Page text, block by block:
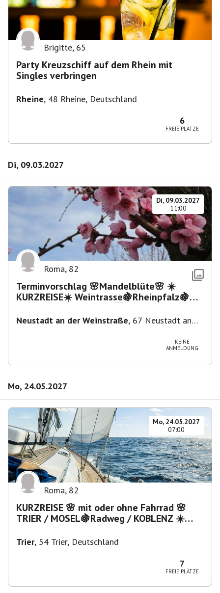
Brigitte, 65
Party Kreuzschiff auf dem Rhein mit
Singles verbringen
Rheine, 48 Rheine, Deutschland
6
FREIE PLÄTZE
Di, 09.03.2027
Di, 09.03.2027
11:00
Roma, 82
Terminvorschlag 🌸Mandelblüte🌸 ☀️
KURZREISE☀️ Weintrasse🍇Rheinpfalz🍇
Neustadt an der Weinstraße, 67 Neustadt an
KEINE
ANMELDUNG
Mo, 24.05.2027
Mo, 24.05.2027
07:00
Roma, 82
KURZREISE 🌸 mit oder ohne Fahrrad 🌸
TRIER / MOSEL🍇Radweg / KOBLENZ ☀️
Trier, 54 Trier, Deutschland
7
FREIE PLÄTZE